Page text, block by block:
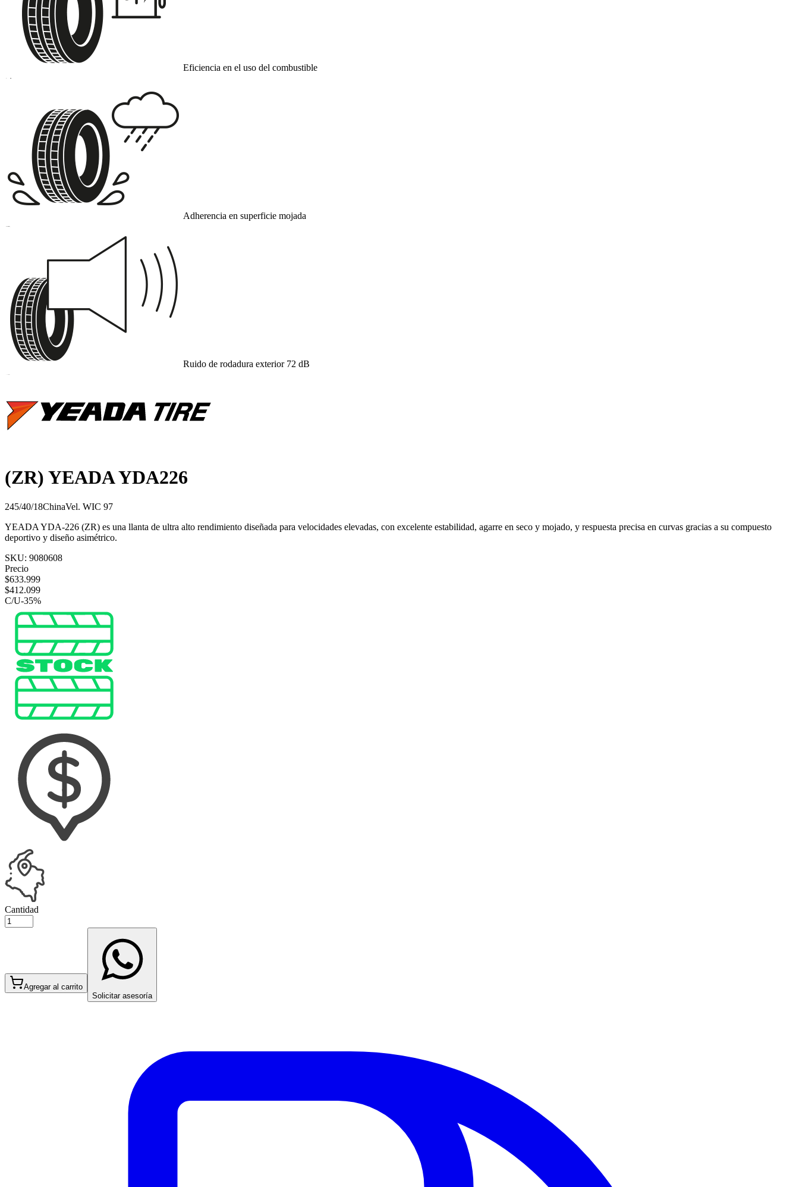
Eficiencia en el uso del combustible
D
Adherencia en superficie mojada
B
Ruido de rodadura exterior 72 dB
B
(ZR) YEADA YDA226
245/40/18ChinaVel. WIC 97
YEADA YDA-226 (ZR) es una llanta de ultra alto rendimiento diseñada para velocidades elevadas, con excelente estabilidad, agarre en seco y mojado, y respuesta precisa en curvas gracias a su compuesto
deportivo y diseño asimétrico.
SKU: 9080608
Precio
$633.999
$412.099
C/U-35%
Cantidad
Agregar al carrito
Solicitar asesoría